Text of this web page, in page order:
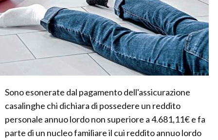
Sono esonerate dal pagamento dell'assicurazione
casalinghe chi dichiara di possedere un reddito
personale annuo lordo non superiore a 4.681,11€ e fa
parte di un nucleo familiare il cui reddito annuo lordo